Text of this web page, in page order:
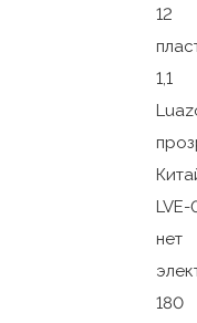
12
1,1
LVE-
нет
180